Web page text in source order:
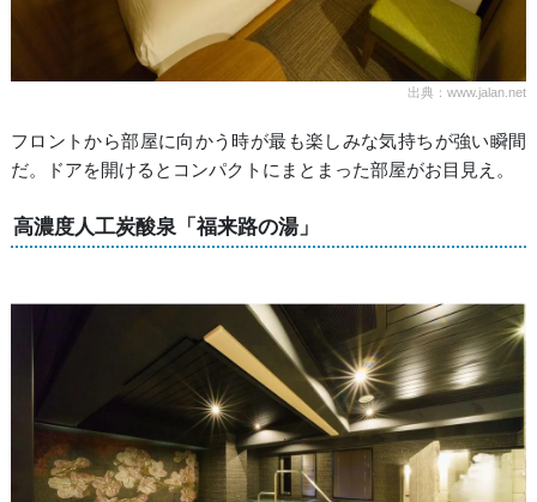
出典：www.jalan.net
フロントから部屋に向かう時が最も楽しみな気持ちが強い瞬間
だ。ドアを開けるとコンパクトにまとまった部屋がお目見え。
高濃度人工炭酸泉「福来路の湯」